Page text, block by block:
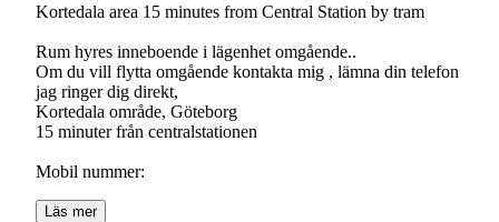
Kortedala area 15 minutes from Central Station by tram
Rum hyres inneboende i lägenhet omgående..
Om du vill flytta omgående kontakta mig , lämna din telefon
jag ringer dig direkt,
Kortedala område, Göteborg
15 minuter från centralstationen
Mobil nummer:
Läs mer